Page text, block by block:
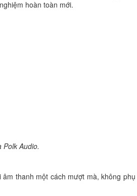
hoàn toàn mới.
Audio.
thanh một cách mượt mà, không